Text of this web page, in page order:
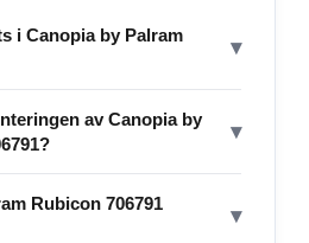
i Canopia by Palram
▾
av Canopia by
▾
Rubicon 706791
▾